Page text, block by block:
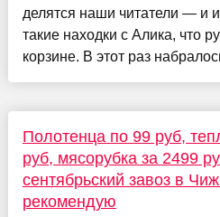
делятся наши читатели — и
такие находки с Алика, что
корзине. В этот раз
Полотенца по 99 руб,
руб, мясорубка за 2499
сентябрьский завоз в
рекомендую